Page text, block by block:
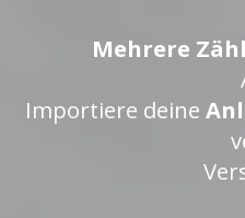
Mehrere
Importiere deine